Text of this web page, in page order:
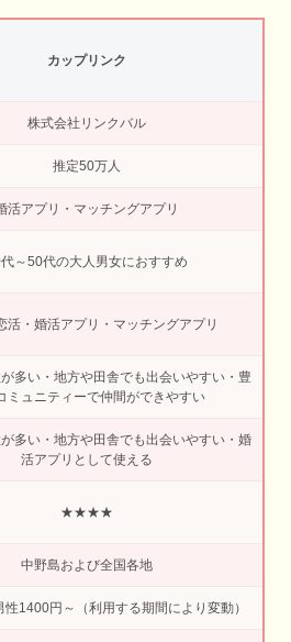
カップリンク
株式会社リンクバル
推定50万人
活アプリ・マッチングアプリ
～50代の大人男女におすすめ
活・婚活アプリ・マッチングアプリ
多い・地方や田舎でも出会いやすい・豊
ミュニティーで仲間ができやすい
多い・地方や田舎でも出会いやすい・婚
活アプリとして使える
★★★★
中野島および全国各地
性1400円～（利用する期間により変動）